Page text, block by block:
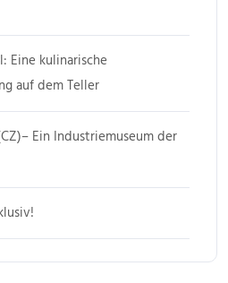
Eine kulinarische
auf dem Teller
Ein Industriemuseum der